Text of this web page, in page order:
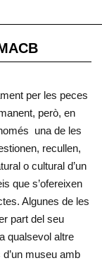
per les peces
però, en
una de les
recullen,
o cultural d’un
que s’ofereixen
Algunes de les
part del seu
qualsevol altre
museu amb